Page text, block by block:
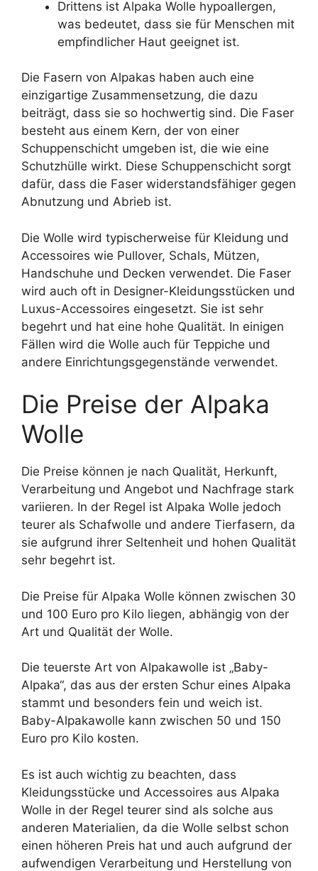
Drittens ist Alpaka Wolle hypoallergen,
was bedeutet, dass sie für Menschen mit
empfindlicher Haut geeignet ist.
Die Fasern von Alpakas haben auch eine
einzigartige Zusammensetzung, die dazu
beiträgt, dass sie so hochwertig sind. Die Faser
besteht aus einem Kern, der von einer
Schuppenschicht umgeben ist, die wie eine
Schutzhülle wirkt. Diese Schuppenschicht sorgt
dafür, dass die Faser widerstandsfähiger gegen
Abnutzung und Abrieb ist.
Die Wolle wird typischerweise für Kleidung und
Accessoires wie Pullover, Schals, Mützen,
Handschuhe und Decken verwendet. Die Faser
wird auch oft in Designer-Kleidungsstücken und
Luxus-Accessoires eingesetzt. Sie ist sehr
begehrt und hat eine hohe Qualität. In einigen
Fällen wird die Wolle auch für Teppiche und
andere Einrichtungsgegenstände verwendet.
Die Preise der Alpaka
Wolle
Die Preise können je nach Qualität, Herkunft,
Verarbeitung und Angebot und Nachfrage stark
variieren. In der Regel ist Alpaka Wolle jedoch
teurer als Schafwolle und andere Tierfasern, da
sie aufgrund ihrer Seltenheit und hohen Qualität
sehr begehrt ist.
Die Preise für Alpaka Wolle können zwischen 30
und 100 Euro pro Kilo liegen, abhängig von der
Art und Qualität der Wolle.
Die teuerste Art von Alpakawolle ist „Baby-
Alpaka“, das aus der ersten Schur eines Alpaka
stammt und besonders fein und weich ist.
Baby-Alpakawolle kann zwischen 50 und 150
Euro pro Kilo kosten.
Es ist auch wichtig zu beachten, dass
Kleidungsstücke und Accessoires aus Alpaka
Wolle in der Regel teurer sind als solche aus
anderen Materialien, da die Wolle selbst schon
einen höheren Preis hat und auch aufgrund der
aufwendigen Verarbeitung und Herstellung von